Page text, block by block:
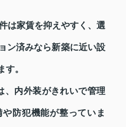
は家賃を抑えやすく、選
ン済みなら新築に近い設
す。
、内外装がきれいで管理
防犯機能が整っていま